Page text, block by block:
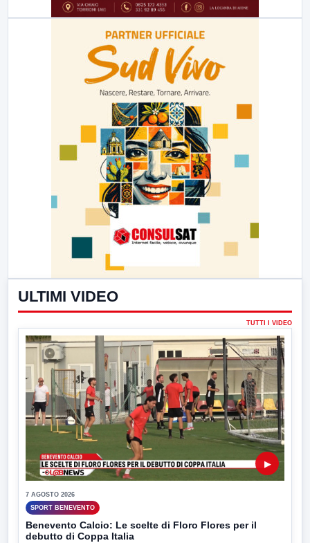
ULTIMI VIDEO
TUTTI I VIDEO
▶
7 AGOSTO 2026
SPORT BENEVENTO
Benevento Calcio: Le scelte di Floro Flores per il
debutto di Coppa Italia